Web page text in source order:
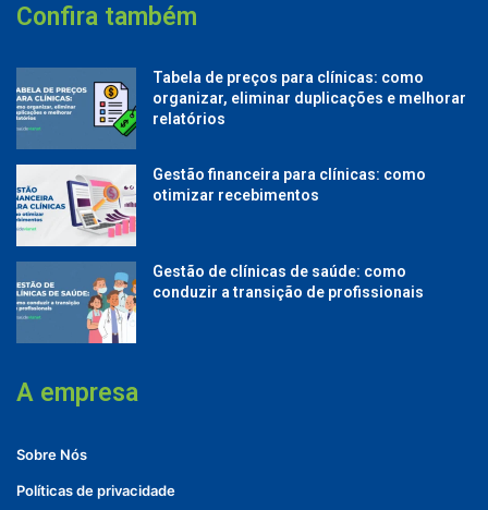
Confira também
Tabela de preços para clínicas: como
organizar, eliminar duplicações e melhorar
relatórios
Gestão financeira para clínicas: como
otimizar recebimentos
Gestão de clínicas de saúde: como
conduzir a transição de profissionais
A empresa
Sobre Nós
Políticas de privacidade